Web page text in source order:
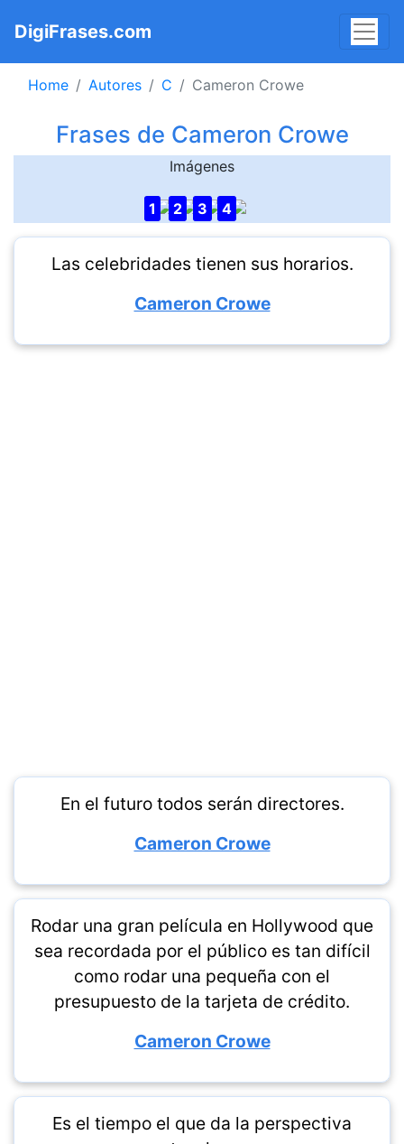
DigiFrases.com
Home Autores C Cameron Crowe
Frases de Cameron Crowe
Imágenes
1 2 3 4
Las celebridades tienen sus horarios.
Cameron Crowe
En el futuro todos serán directores.
Cameron Crowe
Rodar una gran película en Hollywood que
sea recordada por el público es tan difícil
como rodar una pequeña con el
presupuesto de la tarjeta de crédito.
Cameron Crowe
Es el tiempo el que da la perspectiva